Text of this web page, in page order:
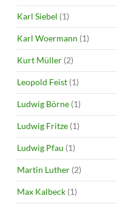
Karl Siebel (1)
Karl Woermann (1)
Kurt Müller (2)
Leopold Feist (1)
Ludwig Börne (1)
Ludwig Fritze (1)
Ludwig Pfau (1)
Martin Luther (2)
Max Kalbeck (1)